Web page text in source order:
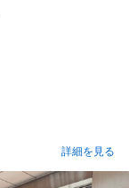
詳細を見る